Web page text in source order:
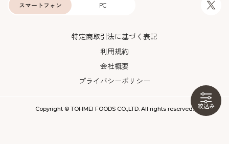
絞込み
PC
スマートフォン
特定商取引法に基づく表記
利用規約
会社概要
プライバシーポリシー
Copyright © TOHMEI FOODS CO.,LTD. All rights reserved.